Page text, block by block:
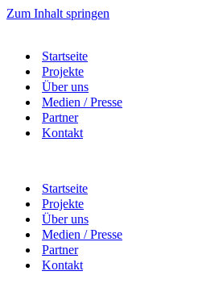
Zum Inhalt springen
Startseite
Projekte
Über uns
Medien / Presse
Partner
Kontakt
Startseite
Projekte
Über uns
Medien / Presse
Partner
Kontakt